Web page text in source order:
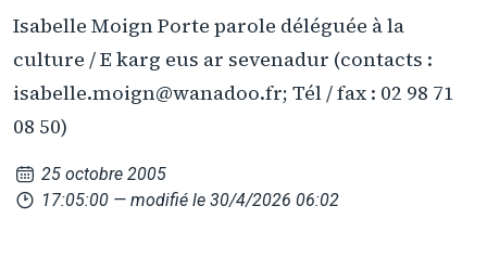
Isabelle Moign Porte parole déléguée à la
culture / E karg eus ar sevenadur (contacts :
isabelle.moign@wanadoo.fr; Tél / fax : 02 98 71
08 50)
25 octobre 2005
17:05:00 — modifié le 30/4/2026 06:02